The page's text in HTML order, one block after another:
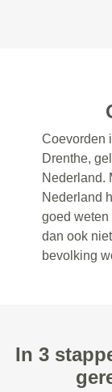
Coevorden
Drenthe,
Nederland.
Nederland
goed weten
dan ook
bevolking
In 3